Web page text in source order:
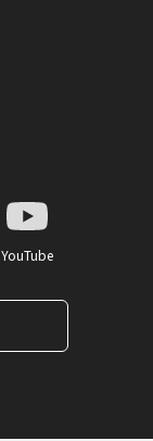
YouTube